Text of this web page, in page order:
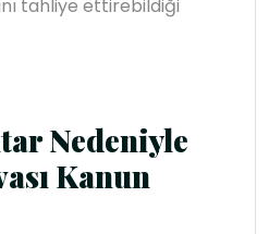
tahliye ettirebildiği
Nedeniyle
Kanun